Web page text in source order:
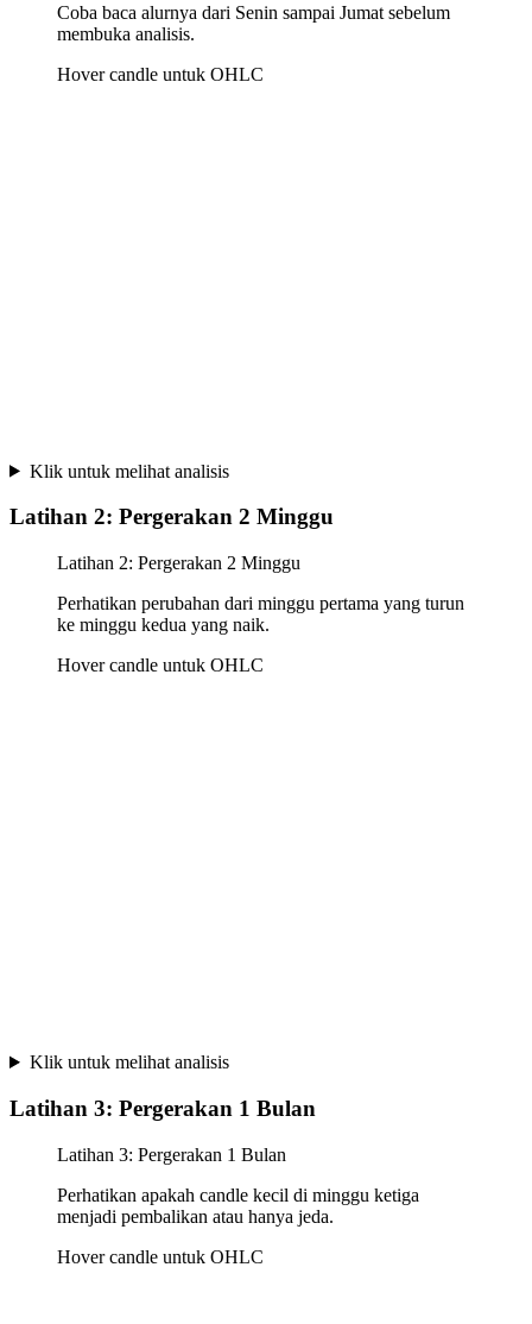
Coba baca alurnya dari Senin sampai Jumat sebelum
membuka analisis.
Hover candle untuk OHLC
Klik untuk melihat analisis
Latihan 2: Pergerakan 2 Minggu
Latihan 2: Pergerakan 2 Minggu
Perhatikan perubahan dari minggu pertama yang turun
ke minggu kedua yang naik.
Hover candle untuk OHLC
Klik untuk melihat analisis
Latihan 3: Pergerakan 1 Bulan
Latihan 3: Pergerakan 1 Bulan
Perhatikan apakah candle kecil di minggu ketiga
menjadi pembalikan atau hanya jeda.
Hover candle untuk OHLC